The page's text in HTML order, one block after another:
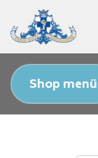
Shop menü